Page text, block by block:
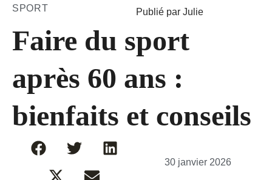
SPORT Publié par Julie
Faire du sport
après 60 ans :
bienfaits et conseils
30 janvier 2026